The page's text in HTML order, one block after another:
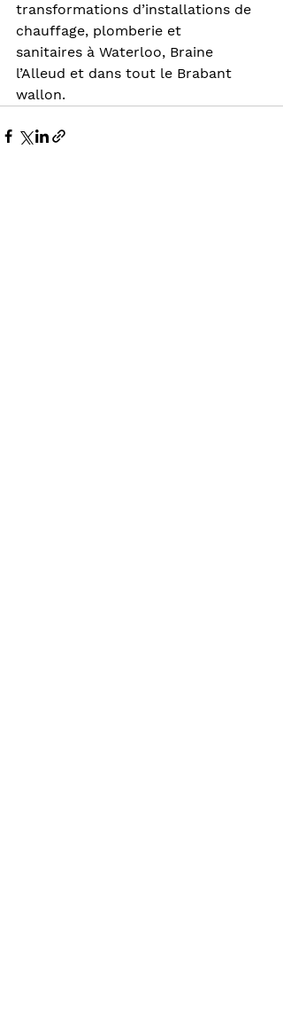
transformations d’installations de
chauffage, plomberie et
sanitaires à Waterloo, Braine
l’Alleud et dans tout le Brabant
wallon.